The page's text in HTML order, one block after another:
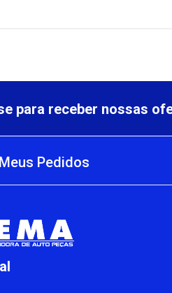
para receber nossas
Meus Pedidos